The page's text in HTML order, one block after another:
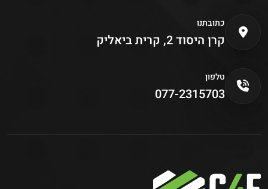
כתובתנו
קרן היסוד 2, קרית ביאליק
טלפון
077-2315703